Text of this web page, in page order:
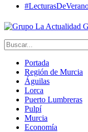
Portada
Región de Murcia
Águilas
Lorca
Puerto Lumbreras
Pulpí
Murcia
Economía